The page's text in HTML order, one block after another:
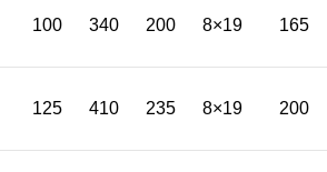
100 340 200 8×19 165
125 410 235 8×19 200